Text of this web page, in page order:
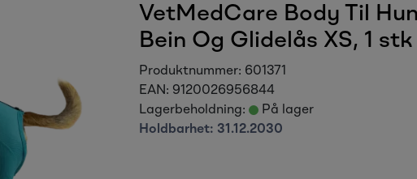
VetMedCare Body Til
Bein Og Glidelås XS, 1 stk
Produktnummer: 601371
EAN: 9120026956844
Lagerbeholdning:
På lager
Holdbarhet: 31.12.2030